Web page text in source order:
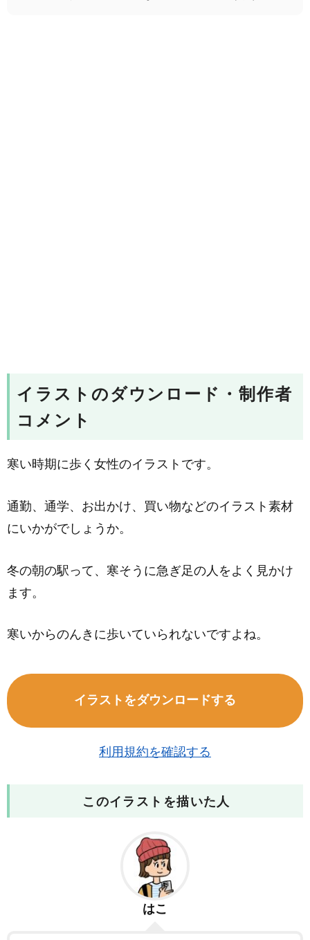
イラストのダウンロード・制作者
コメント
寒い時期に歩く女性のイラストです。
通勤、通学、お出かけ、買い物などのイラスト素材
にいかがでしょうか。
冬の朝の駅って、寒そうに急ぎ足の人をよく見かけ
ます。
寒いからのんきに歩いていられないですよね。
イラストをダウンロードする
利用規約を確認する
このイラストを描いた人
はこ